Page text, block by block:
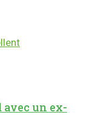
avec un ex-